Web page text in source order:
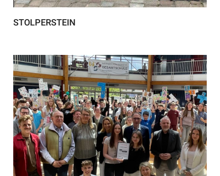
STOLPERSTEIN